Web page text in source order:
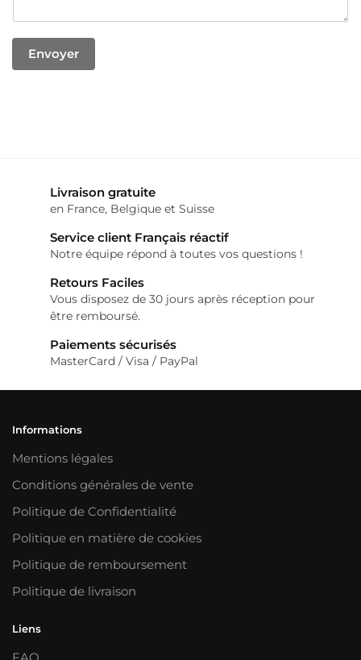
Envoyer
Livraison gratuite
en France, Belgique et Suisse
Service client Français réactif
Notre équipe répond à toutes vos questions !
Retours Faciles
Vous disposez de 30 jours après réception pour
être remboursé.
Paiements sécurisés
MasterCard / Visa / PayPal
Informations
Mentions légales
Conditions générales de vente
Politique de Confidentialité
Politique en matière de cookies
Politique de remboursement
Politique de livraison
Liens